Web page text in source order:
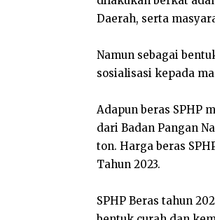
Daerah, serta
Namun sebagai
sosialisasi kepada
Adapun beras SPHP
dari Badan Pangan
ton. Harga beras
Tahun 2023.
SPHP Beras tahun